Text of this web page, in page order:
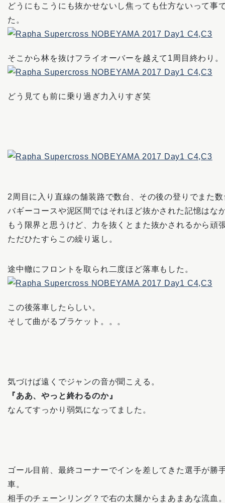
どうにもこうにも抜かせないし焦っても仕方ないって事
た。
そこから林を抜けフライオーバーを越えて1周目終わり。
どう見ても前に乗り過ぎ力入りすぎ笑
2周目に入り直線の舗装路で数台、その後の登りでまた
バギーコースや泥区間ではそれほど抜かされた記憶はな
もう限界と思うけど、力を抜くとまた抜かされるから頑
ただひたすらこの繰り返し。
途中轍にフロントを取られ二度ほど落車もした。
この後落車したらしい。
そして曲がるブラケット。。。
気づけば遠くでジャンの音が聞こえる。
『ああ、やっと終わるのか』
なんてすっかり弱気になってました。
ゴール目前、最終コーナーでインを差してきた選手が勝
車。
相手のチェーンリング？で右の太腿からまあまあな流血